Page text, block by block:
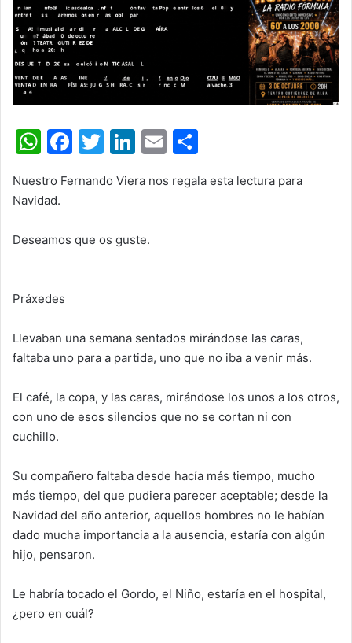
W
at
A
p
F
c
b
T
itt
Li
k
dI
E
ai m
Nuestro Fernando Viera nos regala esta lectura para
Navidad.
Deseamos que os guste.
Práxedes
Llevaban una semana sentados mirándose las caras,
faltaba uno para a partida, uno que no iba a venir más.
El café, la copa, y las caras, mirándose los unos a los otros,
con uno de esos silencios que no se cortan ni con
cuchillo.
Su compañero faltaba desde hacía más tiempo, mucho
más tiempo, del que pudiera parecer aceptable; desde la
Navidad del año anterior, aquellos hombres no le habían
dado mucha importancia a la ausencia, estaría con algún
hijo, pensaron.
Le habría tocado el Gordo, el Niño, estaría en el hospital,
¿pero en cuál?